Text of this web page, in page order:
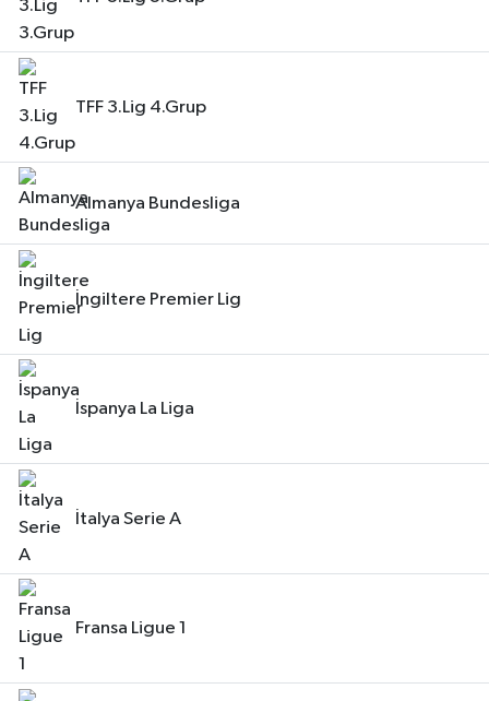
TFF 3.Lig 4.Grup
Almanya Bundesliga
İngiltere Premier Lig
İspanya La Liga
İtalya Serie A
Fransa Ligue 1